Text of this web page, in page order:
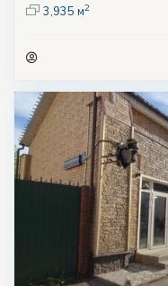
3,935 м2